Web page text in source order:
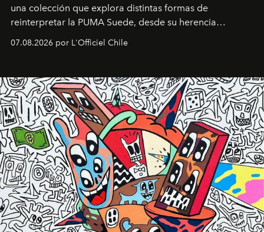
una colección que explora distintas formas de
reinterpretar la PUMA Suede, desde su herencia
deportiva hasta una mirada moderna inspirada en el
diseño y el universo outdoor.
07.08.2026 por L'Officiel Chile